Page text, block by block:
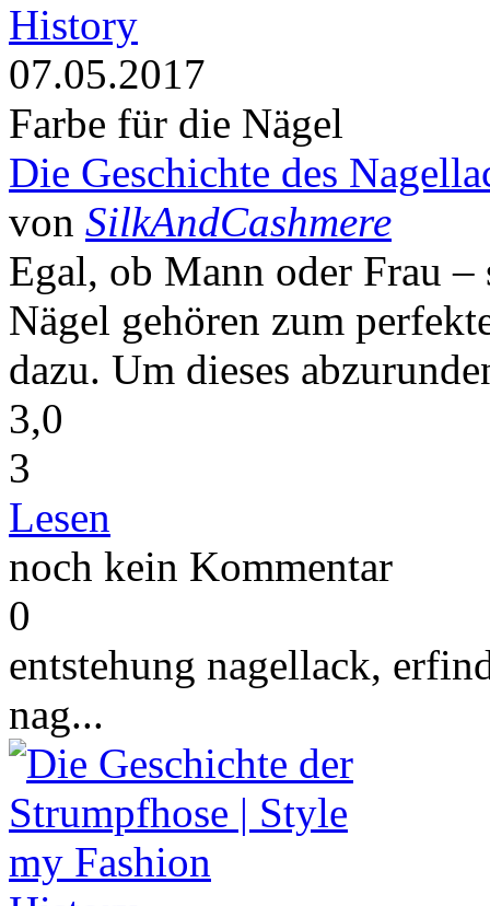
History
07.05.2017
Farbe für die Nägel
Die Geschichte des
von SilkAndCashmere
Egal, ob Mann oder Frau
Nägel gehören zum
dazu. Um dieses
3,0
3
Lesen
noch kein Kommentar
0
entstehung nagellack,
nag...